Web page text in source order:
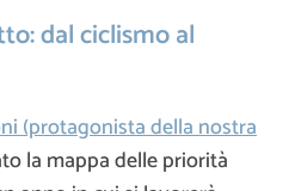
dal ciclismo al
(protagonista della nostra
la mappa delle priorità